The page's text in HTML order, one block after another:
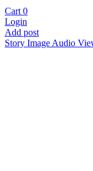
Cart 0
Login
Add post
Story Image Audio